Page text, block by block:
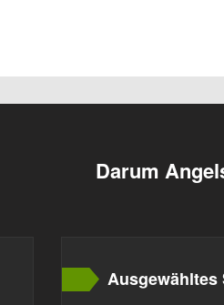
Darum
Ausgewähltes